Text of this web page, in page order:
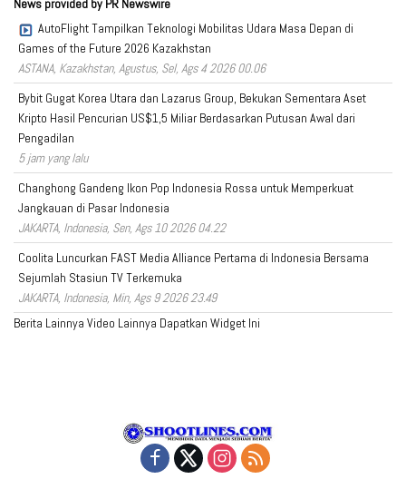
News provided by PR Newswire
AutoFlight Tampilkan Teknologi Mobilitas Udara Masa Depan di
Games of the Future 2026 Kazakhstan
ASTANA, Kazakhstan, Agustus, Sel, Ags 4 2026 00.06
Bybit Gugat Korea Utara dan Lazarus Group, Bekukan Sementara Aset
Kripto Hasil Pencurian US$1,5 Miliar Berdasarkan Putusan Awal dari
Pengadilan
5 jam yang lalu
Changhong Gandeng Ikon Pop Indonesia Rossa untuk Memperkuat
Jangkauan di Pasar Indonesia
JAKARTA, Indonesia, Sen, Ags 10 2026 04.22
Coolita Luncurkan FAST Media Alliance Pertama di Indonesia Bersama
Sejumlah Stasiun TV Terkemuka
JAKARTA, Indonesia, Min, Ags 9 2026 23.49
Berita Lainnya Video Lainnya Dapatkan Widget Ini